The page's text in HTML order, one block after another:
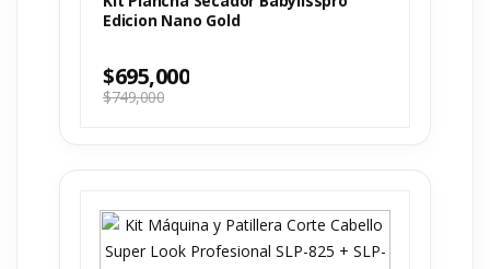
Edicion Nano Gold
$749,000
$695,000